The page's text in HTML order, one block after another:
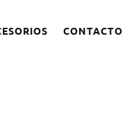
CONTACTO